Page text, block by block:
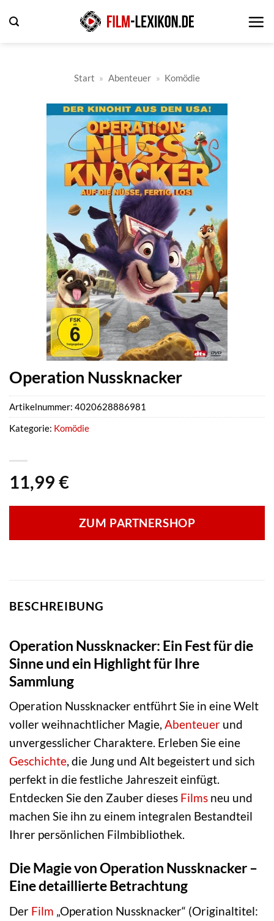
Inhalt
Start » Abenteuer » Komödie
Operation Nussknacker
11,99 €
ZUM PARTNERSHOP
Artikelnummer: 4020628886981
Kategorie: Komödie
BESCHREIBUNG
Operation Nussknacker: Ein Fest für die
Sinne und ein Highlight für Ihre
Sammlung
Operation Nussknacker entführt Sie in eine Welt
voller weihnachtlicher Magie, Abenteuer und
unvergesslicher Charaktere. Erleben Sie eine
Geschichte, die Jung und Alt begeistert und sich
perfekt in die festliche Jahreszeit einfügt.
Entdecken Sie den Zauber dieses Films neu und
machen Sie ihn zu einem integralen Bestandteil
Ihrer persönlichen Filmbibliothek.
Die Magie von Operation Nussknacker –
Eine detaillierte Betrachtung
Der Film „Operation Nussknacker“ (Originaltitel: